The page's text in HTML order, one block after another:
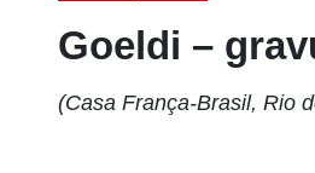
Goeldi –
(Casa França-Brasil, Rio